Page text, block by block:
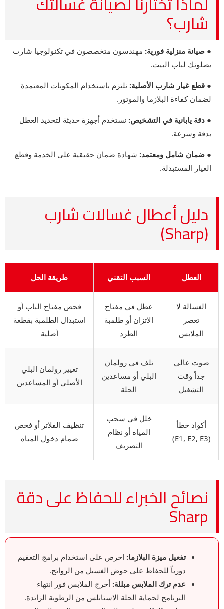
شارب؟
● صيانة منزلية فورية: مهندسون متخصصون في تكنولوجيا شارب
يصلونك لباب البيت.
● قطع غيار شارب الأصلية: نلتزم باستخدام المكونات المعتمدة
لضمان كفاءة البلازما والموتور.
● دقة يابانية في التشخيص: نستخدم أجهزة حديثة لتحديد العطل
بدقة وسرعة.
● ضمان شامل ومعتمد: شهادة ضمان حقيقية على الخدمة وقطع
الغيار المستبدلة.
دليل أعطال غسالات شارب
(Sharp)
العطل السبب التقني طريقة الحل
الغسالة لا
تعصر
الملابس
عطل في مفتاح
الاتزان أو طلمبة
الطرد
فحص مفتاح الباب أو
استبدال الطلمبة بقطعة
أصلية
صوت عالي
جداً وقت
التشغيل
تلف في رولمان
البلي أو مساعدين
الحلة
تغيير رولمان البلي
الأصلي أو المساعدين
أكواد خطأ
(E1, E2, E3)
خلل في سحب
المياه أو نظام
التصريف
تنظيف الفلاتر أو فحص
صمام دخول المياه
نصائح الخبراء للحفاظ على دقة
Sharp
تفعيل ميزة البلازما: احرص على استخدام برامج التعقيم
دورياً للحفاظ على حوض الغسيل من الروائح.
عدم ترك الملابس مبللة: أخرج الملابس فور انتهاء
البرنامج لحماية الحلة الاستانلس من الرطوبة الزائدة.